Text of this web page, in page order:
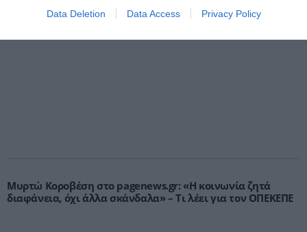
Data Deletion Data Access Privacy Policy
Γ.Βρεττάκος στο pagenews.gr: «Το ΠΑΣΟΚ μπλοκάρει τη
Συνταγματική Αναθεώρηση και φορτώνει ευθύνες στη
Μυρτώ Κοροβέση στο pagenews.gr: «Η κοινωνία ζητά
διαφάνεια, όχι άλλα σκάνδαλα» – Τι λέει για τον ΟΠΕΚΕΠΕ